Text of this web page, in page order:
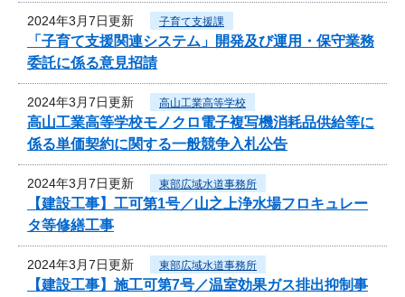
2024年3月7日更新 子育て支援課
「子育て支援関連システム」開発及び運用・保守業務
委託に係る意見招請
2024年3月7日更新 高山工業高等学校
高山工業高等学校モノクロ電子複写機消耗品供給等に
係る単価契約に関する一般競争入札公告
2024年3月7日更新 東部広域水道事務所
【建設工事】工可第1号／山之上浄水場フロキュレー
タ等修繕工事
2024年3月7日更新 東部広域水道事務所
【建設工事】施工可第7号／温室効果ガス排出抑制事